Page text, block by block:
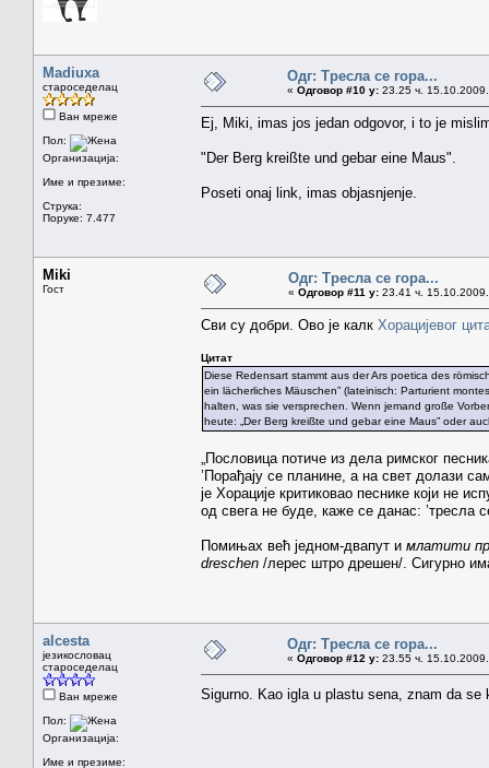
Madiuxa
староседелац
Ван мреже
Пол:
Организација:
Име и презиме:
Струка:
Поруке: 7.477
Одг: Тресла се гора...
« Одговор #10 у: 23.25 ч.
Ej, Miki, imas jos jedan odgovor, i to je
"Der Berg kreißte und gebar eine Maus".
Poseti onaj link, imas objasnjenje.
Miki
Гост
Одг: Тресла се гора...
« Одговор #11 у: 23.41 ч.
Сви су добри. Ово је калк Хорацијевог
Цитат
Diese Redensart stammt aus der Ars poetica des
ein lächerliches Mäuschen” (lateinisch: Parturient
halten, was sie versprechen. Wenn jemand große
heute: „Der Berg kreißte und gebar eine Maus” oder
„Пословица потиче из дела римског
’Порађају се планине, а на свет долази
је Хорације критиковао песнике који не
од свега не буде, каже се данас: ’тресла
Помињах већ једном-двапут и млатити
dreschen /лерес штро дрешен/. Сигурно
alcesta
језикословац
староседелац
Ван мреже
Пол:
Организација:
Име и презиме:
Одг: Тресла се гора...
« Одговор #12 у: 23.55 ч.
Sigurno. Kao igla u plastu sena, znam da